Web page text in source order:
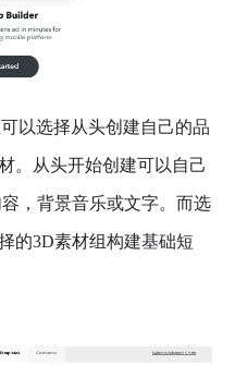
以选择从头创建自己的品
。从头开始创建可以自己
，背景音乐或文字。而选
的3D素材组构建基础短